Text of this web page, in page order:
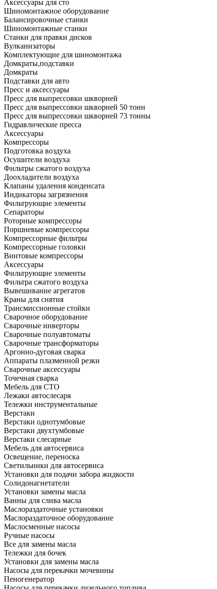
Аксессуары для сто
Шиномонтажное оборудование
Балансировочные станки
Шиномонтажные станки
Станки для правки дисков
Вулканизаторы
Комплектующие для шиномонтажа
Домкраты,подставки
Домкраты
Подставки для авто
Пресс и аксессуары
Пресс для выпрессовки шкворней
Пресс для выпрессовки шкворней 50 тонн
Пресс для выпрессовки шкворней 73 тонны
Гидравлические пресса
Аксессуары
Компрессоры
Подготовка воздуха
Осушители воздуха
Фильтры сжатого воздуха
Доохладители воздуха
Клапаны удаления конденсата
Индикаторы загрязнения
Фильтрующие элементы
Сепараторы
Роторные компрессоры
Поршневые компрессоры
Компрессорные фильтры
Компрессорные головки
Винтовые компрессоры
Аксессуары
Фильтрующие элементы
Фильтра сжатого воздуха
Вывешивание агрегатов
Краны для снятия
Трансмиссионные стойки
Сварочное оборудование
Сварочные инверторы
Сварочные полуавтоматы
Сварочные трансформаторы
Аргонно-дуговая сварка
Аппараты плазменной резки
Сварочные аксессуары
Точечная сварка
Мебель для СТО
Лежаки автослесаря
Тележки инструментальные
Верстаки
Верстаки однотумбовые
Верстаки двухтумбовые
Верстаки слесарные
Мебель для автосервиса
Освещение, переноска
Светильники для автосервиса
Установки для подачи забора жидкости
Солидонагнетатели
Установки замены масла
Ванны для слива масла
Маслораздаточные установки
Маслораздаточное оборудование
Маслосменные насосы
Ручные насосы
Все для замены масла
Тележки для бочек
Установки для замены масла
Насосы для перекачки мочевины
Пеногенератор